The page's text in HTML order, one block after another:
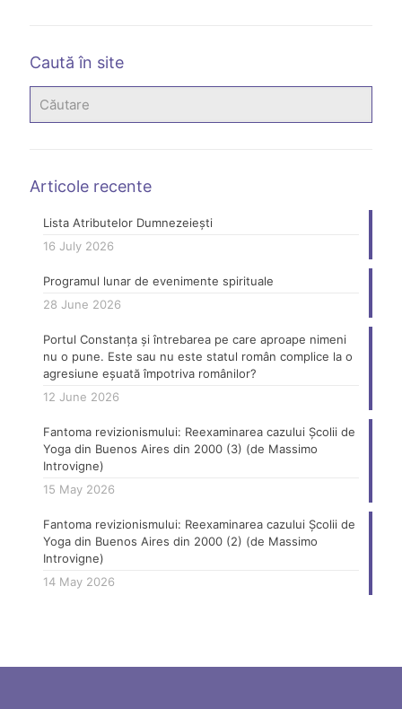
Caută în site
Articole recente
Lista Atributelor Dumnezeiești
16 July 2026
Programul lunar de evenimente spirituale
28 June 2026
Portul Constanța și întrebarea pe care aproape nimeni
nu o pune. Este sau nu este statul român complice la o
agresiune eșuată împotriva românilor?
12 June 2026
Fantoma revizionismului: Reexaminarea cazului Școlii de
Yoga din Buenos Aires din 2000 (3) (de Massimo
Introvigne)
15 May 2026
Fantoma revizionismului: Reexaminarea cazului Școlii de
Yoga din Buenos Aires din 2000 (2) (de Massimo
Introvigne)
14 May 2026